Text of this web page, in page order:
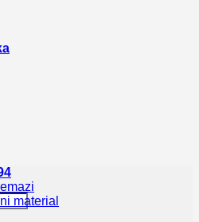
material